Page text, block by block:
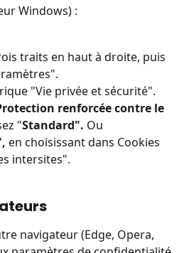
Windows) :
traits en haut à droite, puis
"Vie privée et sécurité".
renforcée contre le
"Standard". Ou
en choisissant dans Cookies
intersites".
navigateur (Edge, Opera,